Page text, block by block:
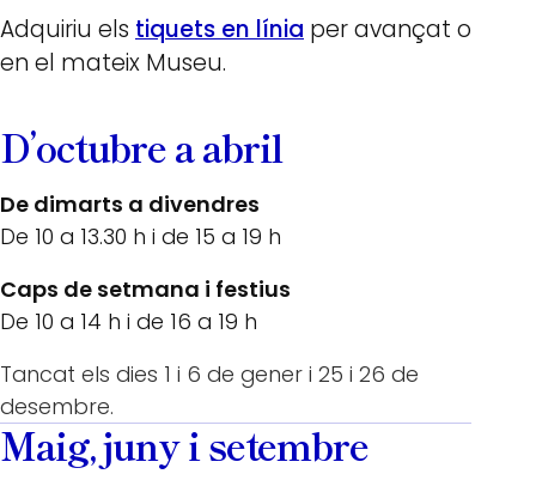
Adquiriu els tiquets en línia per avançat o
en el mateix Museu.
D’octubre a abril
De dimarts a divendres
De 10 a 13.30 h i de 15 a 19 h
Caps de setmana i festius
De 10 a 14 h i de 16 a 19 h
Tancat els dies 1 i 6 de gener i 25 i 26 de
desembre.
Maig, juny i setembre